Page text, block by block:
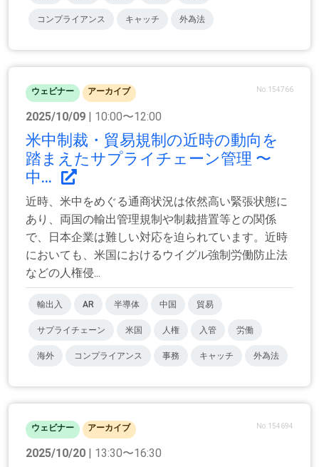
コンプライアンス キャッチ 外為法
ウェビナー アーカイブ No.154766
2025/10/09 | 10:00〜12:00
米中制裁・貿易規制の近時の動向を
踏まえたサプライチェーン管理 〜
中...
近時、米中をめぐる通商状況は依然高い緊張状態に
あり、両国の輸出管理規制や制裁措置等との関係
で、日本企業は難しい対応を迫られています。近時
においても、米国におけるウイグル強制労働防止法
などの人権侵...
輸出入 AR 半導体 中国 貿易
サプライチェーン 米国 人権 入管 労働
海外 コンプライアンス 事務 キャッチ 外為法
ウェビナー アーカイブ No.154694
2025/10/20 | 13:30〜16:30